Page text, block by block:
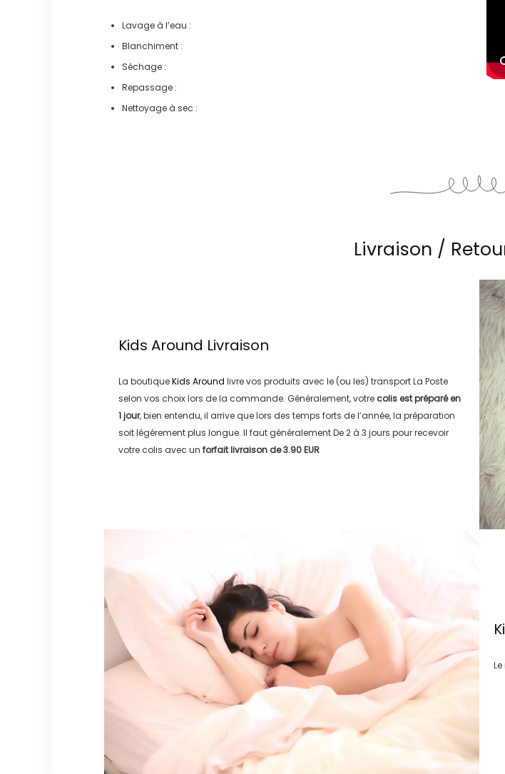
Lavage à l’eau :
Blanchiment :
Séchage :
Repassage :
Nettoyage à sec :
Livraison /
Kids Around Livraison
La boutiqueKids Around livre vos produits avec le (ou les) transportLa Poste
selon vos choix lors de la commande. Généralement, votre colis est préparé en
1 jour, bien entendu, il arrive que lors des temps forts de l’année, la préparation
soit légérement plus longue. Il faut généralementDe 2 à 3 jours pour recevoir
votre colis avec un forfait livraison de3.90 EUR